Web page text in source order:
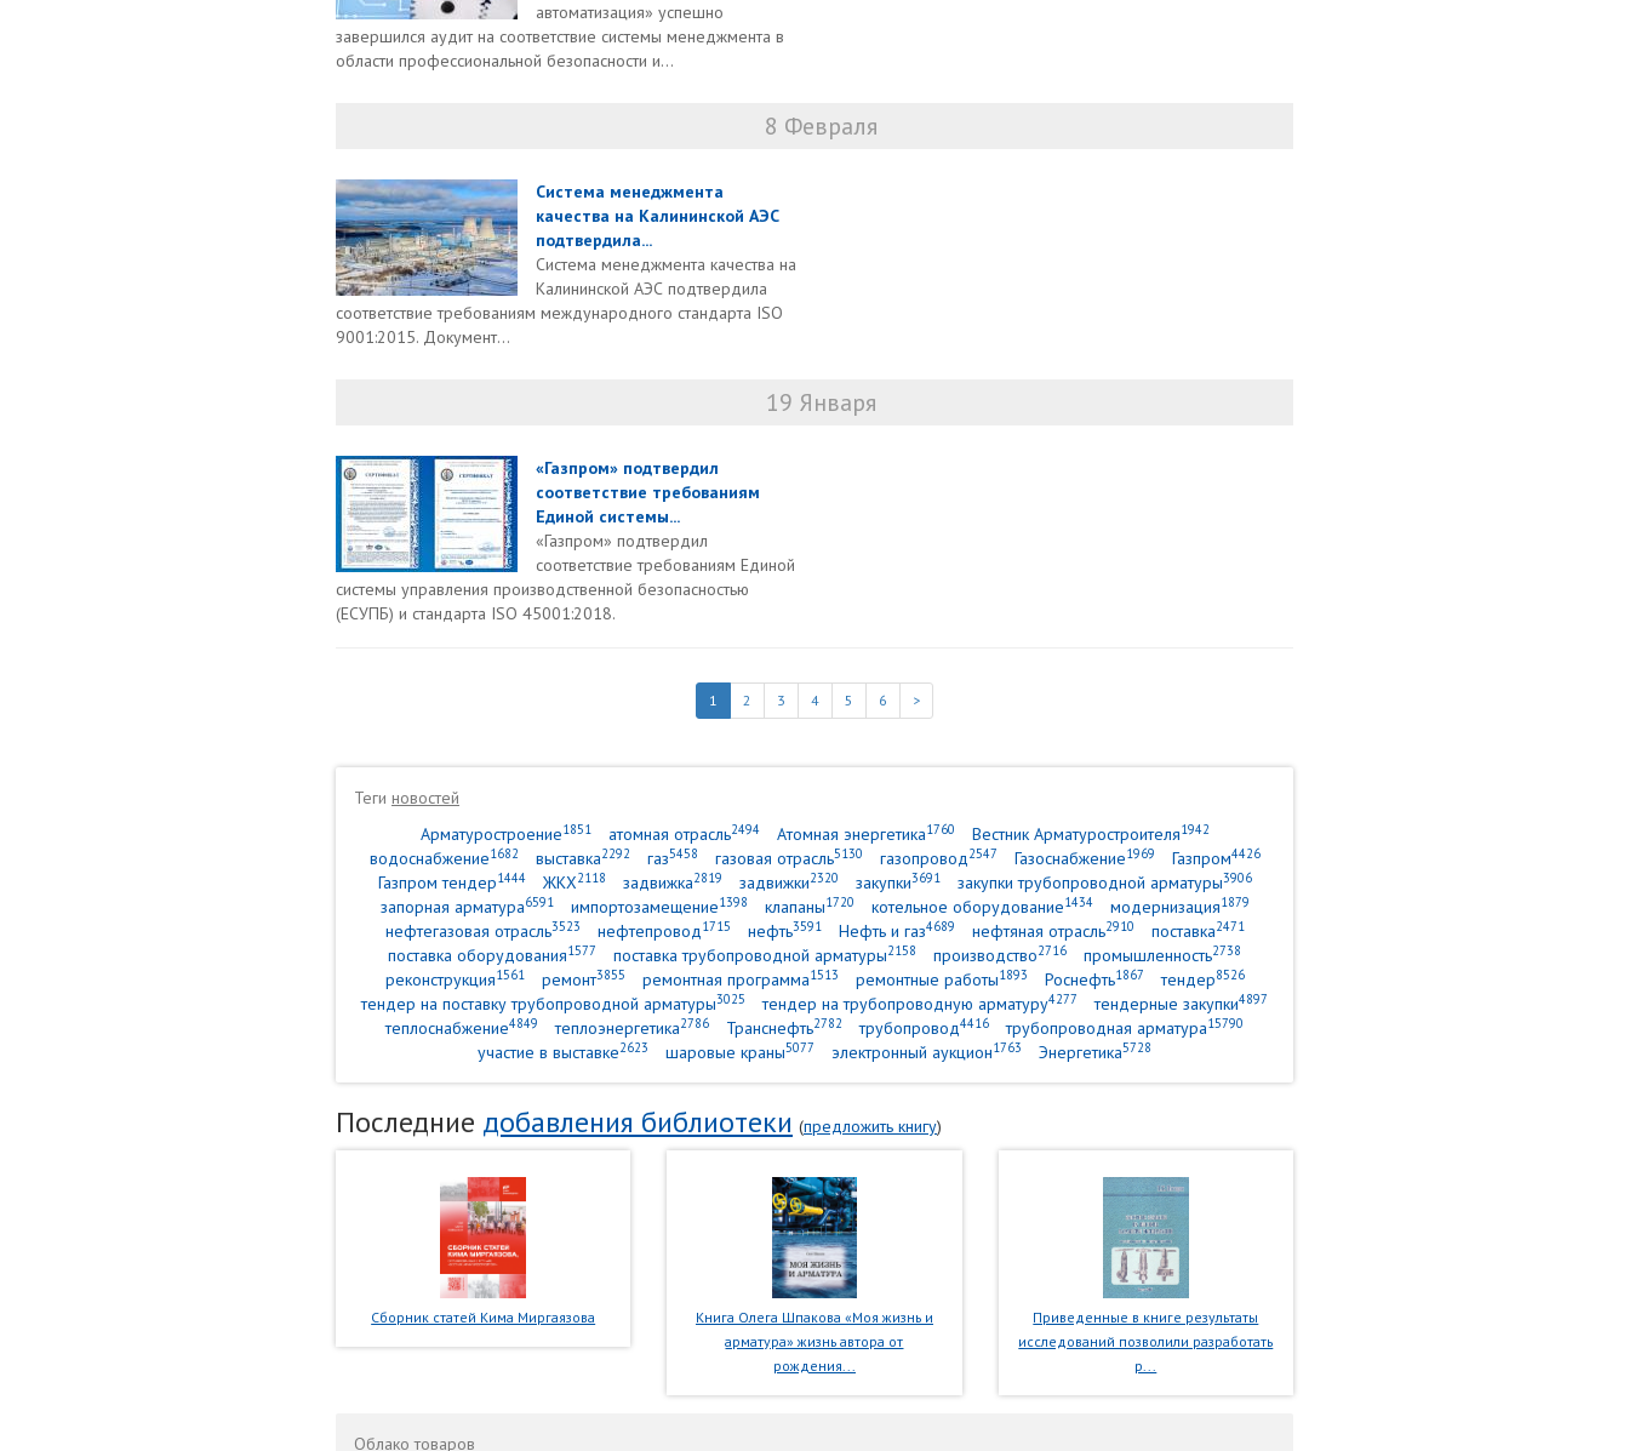
автоматизация» успешно
завершился аудит на соответствие системы менеджмента в
области профессиональной безопасности и...
8 Февраля
Система менеджмента
качества на Калининской АЭС
подтвердила...
Система менеджмента качества на
Калининской АЭС подтвердила
соответствие требованиям международного стандарта ISO
9001:2015. Документ...
19 Января
«Газпром» подтвердил
соответствие требованиям
Единой системы...
«Газпром» подтвердил
соответствие требованиям Единой
системы управления производственной безопасностью
(ЕСУПБ) и стандарта ISO 45001:2018.
1 2 3 4 5 6 >
Теги новостей
Арматуростроение1851 атомная отрасль2494 Атомная энергетика1760 Вестник Арматуростроителя1942
водоснабжение1682 выставка2292 газ5458 газовая отрасль5130 газопровод2547 Газоснабжение1969 Газпром4426
Газпром тендер1444 ЖКХ2118 задвижка2819 задвижки2320 закупки3691 закупки трубопроводной арматуры3906
запорная арматура6591 импортозамещение1398 клапаны1720 котельное оборудование1434 модернизация1879
нефтегазовая отрасль3523 нефтепровод1715 нефть3591 Нефть и газ4689 нефтяная отрасль2910 поставка2471
поставка оборудования1577 поставка трубопроводной арматуры2158 производство2716 промышленность2738
реконструкция1561 ремонт3855 ремонтная программа1513 ремонтные работы1893 Роснефть1867 тендер8526
тендер на поставку трубопроводной арматуры3025 тендер на трубопроводную арматуру4277 тендерные закупки4897
теплоснабжение4849 теплоэнергетика2786 Транснефть2782 трубопровод4416 трубопроводная арматура15790
участие в выставке2623 шаровые краны5077 электронный аукцион1763 Энергетика5728
Последние добавления библиотеки (предложить книгу)
Сборник статей Кима Миргаязова
Книга Олега Шпакова «Моя жизнь и
арматура» жизнь автора от
рождения...
Приведенные в книге результаты
исследований позволили разработать
р...
Облакотоваров